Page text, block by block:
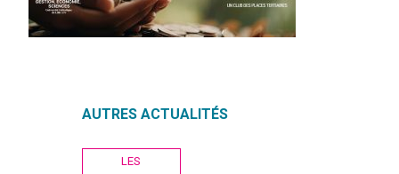
EVÉNEMENTS
AUTRES ACTUALITÉS
Navigation
LES